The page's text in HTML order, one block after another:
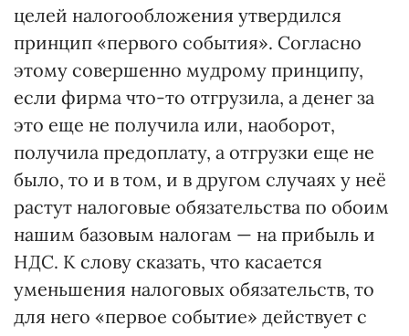
целей налогообложения утвердился
принцип «первого события». Согласно
этому совершенно мудрому принципу,
если фирма что-то отгрузила, а денег за
это еще не получила или, наоборот,
получила предоплату, а отгрузки еще не
было, то и в том, и в другом случаях у неё
растут налоговые обязательства по обоим
нашим базовым налогам — на прибыль и
НДС. К слову сказать, что касается
уменьшения налоговых обязательств, то
для него «первое событие» действует с